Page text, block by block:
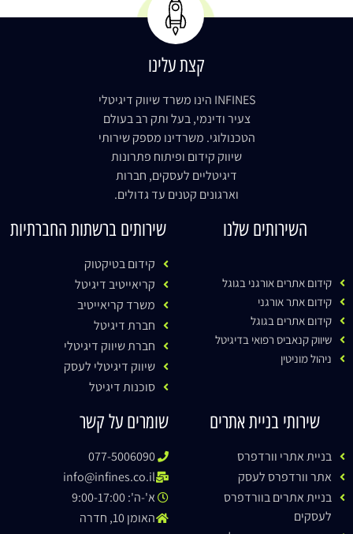
קצת עלינו
INFINES הינו משרד שיווק דיגיטלי
צעיר ודינמי, בעל ותק רב בעולם
הטכנולוגי. משרדינו מספק שירותי
שיווק קידום ופיתוח פתרונות
דיגיטליים לעסקים, חברות
וארגונים קטנים עד גדולים.
השירותים שלנו
קידום אתרים אורגני בגוגל
קידום אתר אורגני
קידום אתרים בגוגל
שיווק קנאביס רפואי בדיגיטל
ניהול מוניטין
שירותים ברשתות החברתיות
קידום בטיקטוק
קריאייטיב דיגיטל
משרד קריאייטיב
חברת דיגיטל
חברת שיווק דיגיטלי
שיווק דיגיטלי לעסק
סוכנות דיגיטל
שירותי בניית אתרים
בניית אתרי וורדפרס
אתר וורדפרס לעסק
בניית אתרים בוורדפרס
לעסקים
שומרים על קשר
077-5006090
info@infines.co.il
א'-ה': 9:00-17:00
האומן 10, חדרה